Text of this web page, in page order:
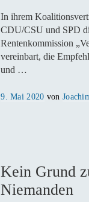
In ihrem
CDU/CSU und SPD
Rentenkommission
vereinbart, die
und …
Veröffentlicht
9. Mai 2020 von
Kein Grund
Niemanden